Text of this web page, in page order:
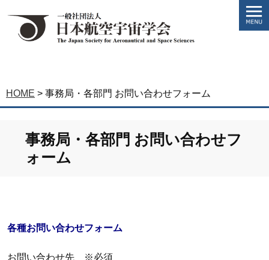
HOME > 事務局・各部門 お問い合わせフォーム
事務局・各部門 お問い合わせフ
ォーム
各種お問い合わせフォーム
お問い合わせ先 ※必須